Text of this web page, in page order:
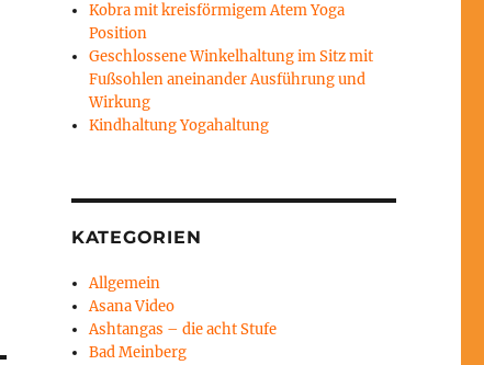
Kobra mit kreisförmigem Atem Yoga
Position
Geschlossene Winkelhaltung im Sitz mit
Fußsohlen aneinander Ausführung und
Wirkung
Kindhaltung Yogahaltung
KATEGORIEN
Allgemein
Asana Video
Ashtangas – die acht Stufe
Bad Meinberg